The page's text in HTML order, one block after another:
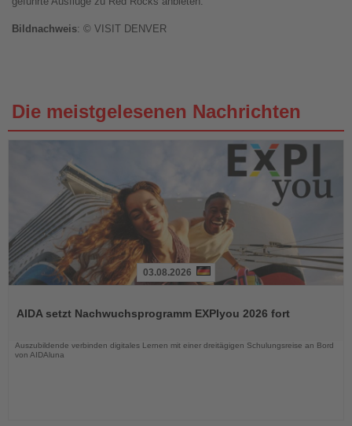
Bildnachweis: © VISIT DENVER
Die meistgelesenen Nachrichten
die
03.08.2026
AIDA setzt Nachwuchsprogramm EXPIyou 2026 fort
Auszubildende verbinden digitales Lernen mit einer dreitägigen Schulungsreise an Bord
von AIDAluna